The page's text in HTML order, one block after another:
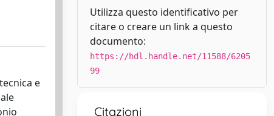
e
Utilizza questo identificativo per
citare o creare un link a questo
documento:
https://hdl.handle.net/11588/6205
99
Citazioni